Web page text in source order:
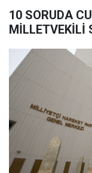
10 SORUDA
MİLLETVEKİLİ